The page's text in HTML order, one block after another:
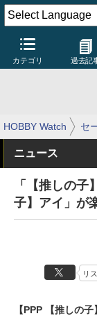
カテゴリ 過去記
HOBBY Watch セ
ニュース
「【推しの
子】アイ」が
リ
【PPP 【推しの子